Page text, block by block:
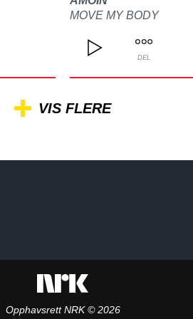
MOVE MY BODY
DEL
VIS FLERE
Opphavsrett NRK © 2026